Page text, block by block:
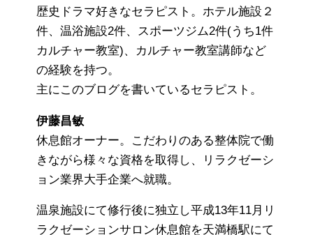
歴史ドラマ好きなセラピスト。ホテル施設２
件、温浴施設2件、スポーツジム2件(うち1件
カルチャー教室)、カルチャー教室講師など
の経験を持つ。
主にこのブログを書いているセラピスト。
伊藤昌敏
休息館オーナー。こだわりのある整体院で働
きながら様々な資格を取得し、リラクゼーシ
ョン業界大手企業へ就職。
温泉施設にて修行後に独立し平成13年11月リ
ラクゼーションサロン休息館を天満橋駅にて